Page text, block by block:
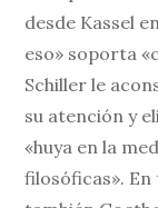
desde Kassel
eso» soporta
Schiller le
su atención y
«huya en la
filosóficas».